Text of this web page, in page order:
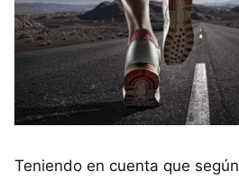
Teniendo en cuenta que según